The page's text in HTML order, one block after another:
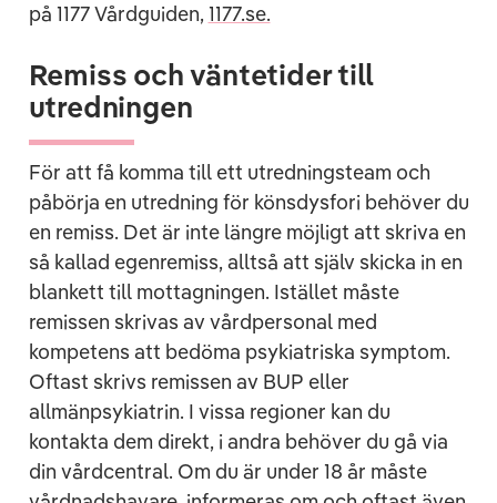
på 1177 Vårdguiden, 1177.se.
Remiss och väntetider till
utredningen
För att få komma till ett utredningsteam och
påbörja en utredning för könsdysfori behöver du
en remiss. Det är inte längre möjligt att skriva en
så kallad egenremiss, alltså att själv skicka in en
blankett till mottagningen. Istället måste
remissen skrivas av vårdpersonal med
kompetens att bedöma psykiatriska symptom.
Oftast skrivs remissen av BUP eller
allmänpsykiatrin. I vissa regioner kan du
kontakta dem direkt, i andra behöver du gå via
din vårdcentral. Om du är under 18 år måste